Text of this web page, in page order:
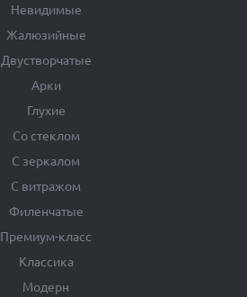
Невидимые
Жалюзийные
Двустворчатые
Арки
Глухие
Со стеклом
С зеркалом
С витражом
Филенчатые
Премиум-класс
Классика
Модерн